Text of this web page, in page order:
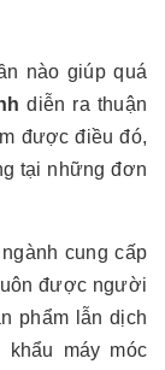
nào giúp quá
diễn ra thuận
được điều đó,
tại những đơn
cung cấp
luôn được người
phẩm lẫn dịch
máy móc